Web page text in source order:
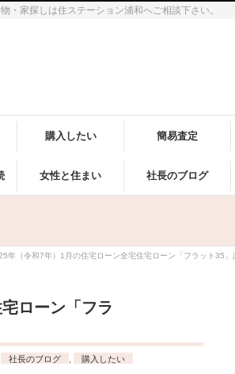
・家探しは住ステーション浦和へご相談下さい。
購入したい 簡易査定
女性と住まい 社長のブログ
年（令和7年）1月の住宅ローン全宅住宅ローン「フラット35」
ローン「フラ
社長のブログ 購入したい